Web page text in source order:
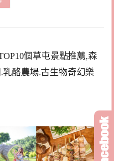
個草屯景點推薦,森
酪農場.古生物奇幻樂